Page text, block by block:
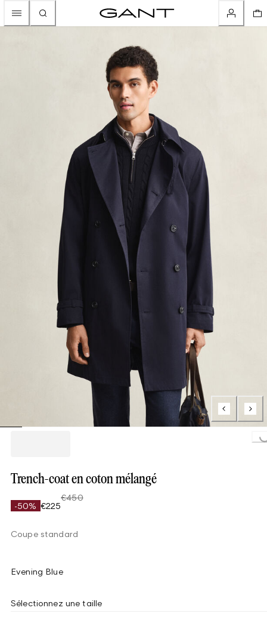
Trench-coat en coton mélangé
-50% €225
€450
Coupe standard
Evening Blue
Sélectionnez une taille